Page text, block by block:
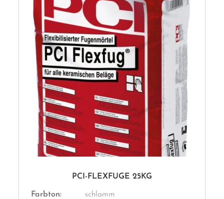
PCI-FLEXFUGE 25KG
Farbton: schlamm